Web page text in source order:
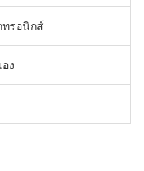
ทรอนิกส์
ง